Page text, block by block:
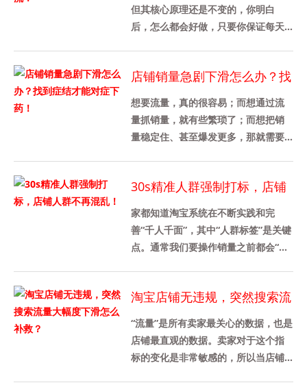
但其核心原理还是不变的，你明白
后，怎么都会好做，只要你保证每天
天......
店铺销量急剧下滑怎么办？找
到症结才能对症下药！
想要流量，真的很容易；而想通过流
量抓销量，就有些繁琐了；而想把销
量稳定住、甚至爆发更多，那就需要
30s精准人群强制打标，店铺
人群不再混乱！
家都知道淘宝系统在不断实践和完
善“千人千面”，其中“人群标签”是关键
点。通常我们要操作销量之前都会“强
淘宝店铺无违规，突然搜索流
量大幅度下滑怎么补救？
“流量”是所有卖家最关心的数据，也是
店铺最直观的数据。卖家对于这个指
标的变化是非常敏感的，所以当店铺